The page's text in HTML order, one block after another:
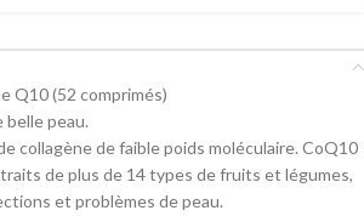
Q10 (52 comprimés)
belle peau.
collagène de faible poids moléculaire. CoQ10
de plus de 14 types de fruits et légumes,
et problèmes de peau.